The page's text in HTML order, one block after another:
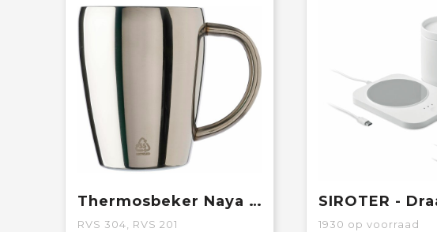
Thermosbeker Naya | Gerecycled | 200 ml | 2 stuks
RVS 304, RVS 201 1930 op voorraad